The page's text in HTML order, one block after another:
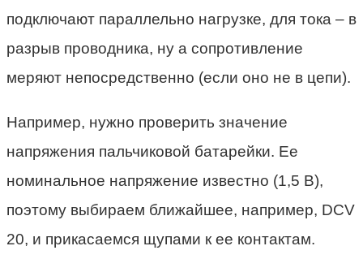
подключают параллельно нагрузке, для тока – в
разрыв проводника, ну а сопротивление
меряют непосредственно (если оно не в цепи).
Например, нужно проверить значение
напряжения пальчиковой батарейки. Ее
номинальное напряжение известно (1,5 В),
поэтому выбираем ближайшее, например, DCV
20, и прикасаемся щупами к ее контактам.